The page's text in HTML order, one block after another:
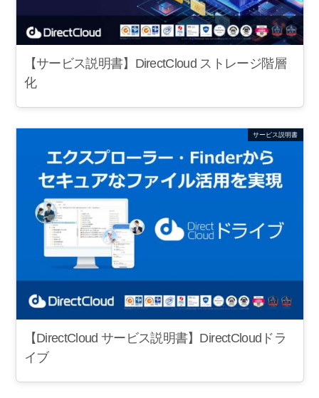
【サービス説明書】DirectCloud ストレージ階層
化
サービス説明書
【DirectCloud サービス説明書】DirectCloudドラ
イブ